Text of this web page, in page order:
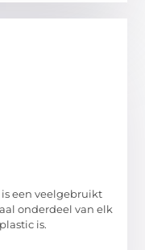
een veelgebruikt
onderdeel van elk
is.